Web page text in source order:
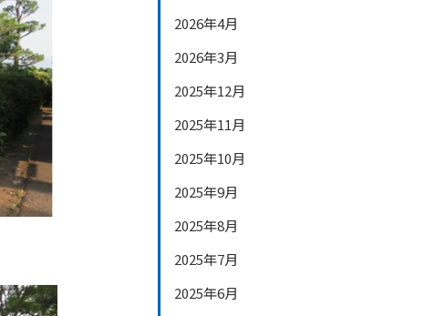
2026年4月
2026年3月
2025年12月
2025年11月
2025年10月
2025年9月
2025年8月
2025年7月
2025年6月